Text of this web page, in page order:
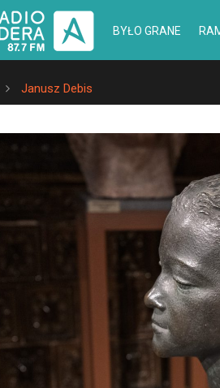
BYŁO GRANE
Janusz Debis